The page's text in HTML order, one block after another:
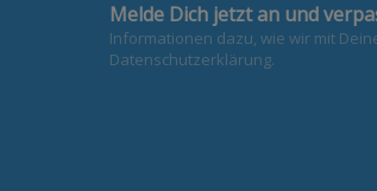
Melde Dich jetzt an und
Informationen dazu, wie wir mit
Datenschutzerklärung.